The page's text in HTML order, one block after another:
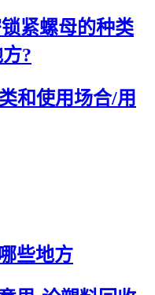
紧螺母的种类
?
和使用场合/用
些地方